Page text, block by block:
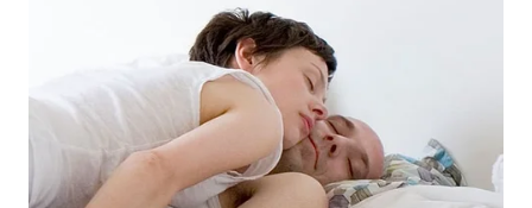
LISTRIK
WAHANA
TRAVEL